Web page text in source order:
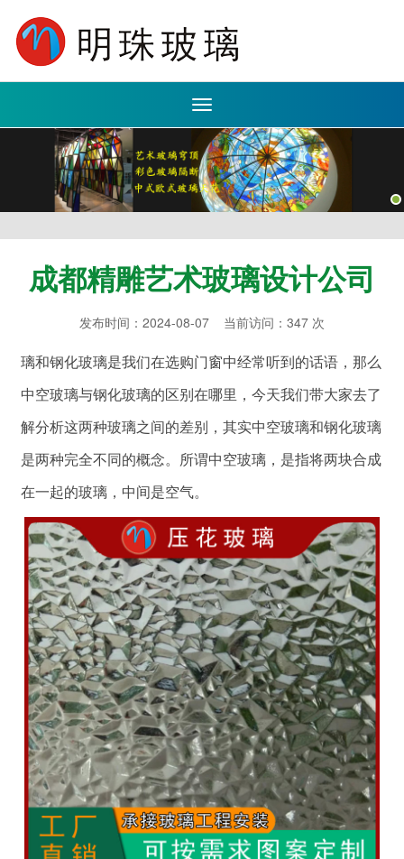
Toggle
navigation
成都精雕艺术玻璃设计公司
发布时间：2024-08-07 当前访问：347 次
璃和钢化玻璃是我们在选购门窗中经常听到的话语，那么
中空玻璃与钢化玻璃的区别在哪里，今天我们带大家去了
解分析这两种玻璃之间的差别，其实中空玻璃和钢化玻璃
是两种完全不同的概念。所谓中空玻璃，是指将两块合成
在一起的玻璃，中间是空气。